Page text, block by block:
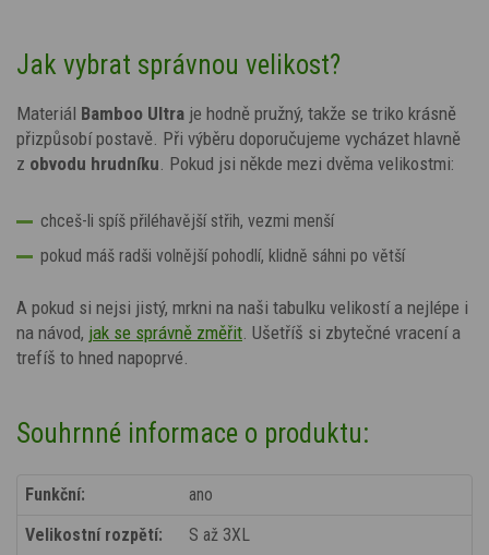
Jak vybrat správnou velikost?
Materiál Bamboo Ultra je hodně pružný, takže se triko krásně
přizpůsobí postavě. Při výběru doporučujeme vycházet hlavně
z obvodu hrudníku . Pokud jsi někde mezi dvěma velikostmi:
chceš-li spíš přiléhavější střih, vezmi menší
pokud máš radši volnější pohodlí, klidně sáhni po větší
A pokud si nejsi jistý, mrkni na naši tabulku velikostí a nejlépe i
na návod, jak se správně změřit . Ušetříš si zbytečné vracení a
trefíš to hned napoprvé.
Souhrnné informace o produktu:
Funkční:
ano
Velikostní rozpětí:
S až 3XL